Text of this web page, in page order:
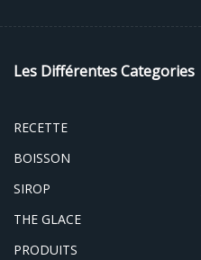
Les Différentes Categories
RECETTE
BOISSON
SIROP
THE GLACE
PRODUITS